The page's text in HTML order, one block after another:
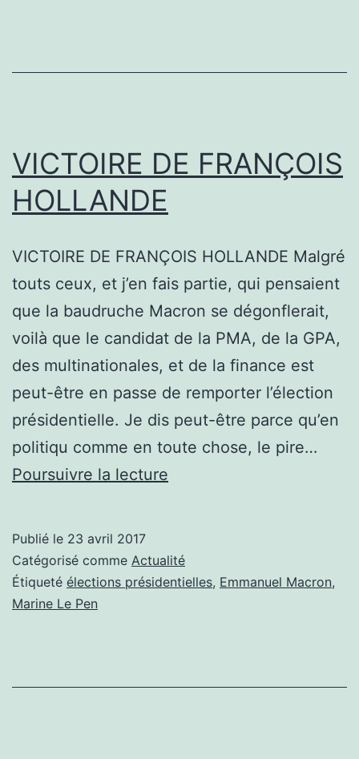
VICTOIRE DE FRANÇOIS
HOLLANDE
VICTOIRE DE FRANÇOIS HOLLANDE Malgré
touts ceux, et j’en fais partie, qui pensaient
que la baudruche Macron se dégonflerait,
voilà que le candidat de la PMA, de la GPA,
des multinationales, et de la finance est
peut-être en passe de remporter l’élection
présidentielle. Je dis peut-être parce qu’en
politiqu comme en toute chose, le pire…
Poursuivre la lecture
HOLLANDE
Publié le 23 avril 2017
Catégorisé comme Actualité
Étiqueté élections présidentielles, Emmanuel Macron,
Marine Le Pen